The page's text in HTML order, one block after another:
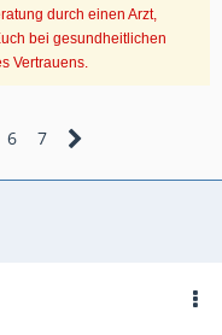
durch einen Arzt,
bei gesundheitlichen
Vertrauens.
6 7